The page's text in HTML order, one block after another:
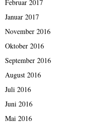
Februar 2017
Januar 2017
November 2016
Oktober 2016
September 2016
August 2016
Juli 2016
Juni 2016
Mai 2016